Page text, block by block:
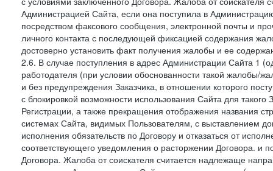
Администрацией Сайта, если она поступила в
посредством факсового сообщения, электронной почты и
личного контакта с последующей фиксацией содержания
достоверно установить факт получения жалобы и ее
2.6. В случае поступления в адрес Администрации Сайта 1
работодателя (при условии обоснованности такой
и без предупреждения Заказчика, в отношении которого
с блокировкой возможности использования Сайта для
Регистрации, а также прекращения отображения названия
системах Сайта, видимых Пользователям, с выставлением
исполнения обязательств по Договору и отказаться от
соответствующего уведомления о расторжении Договора. и
Договора. Жалоба от соискателя считается надлежаще